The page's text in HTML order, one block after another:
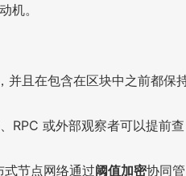
机。
并且在包含在区块中之前都保
、RPC 或外部观察者可以提前查
式节点网络通过阈值加密协同管